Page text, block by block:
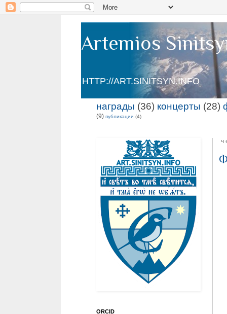
Artemios
HTTP://ART.SINITSYN.INFO
награды (36) концерты (28)
(9) публикации (4)
ORCID